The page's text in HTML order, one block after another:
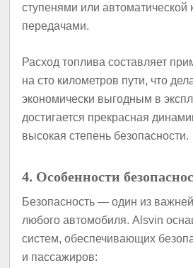
ступенями или автоматической
передачами.
Расход топлива составляет
на сто километров пути, что
экономически выгодным в
достигается прекрасная
высокая степень безопасности.
4. Особенности
Безопасность — один из
любого автомобиля. Alsvin
систем, обеспечивающих
и пассажиров: